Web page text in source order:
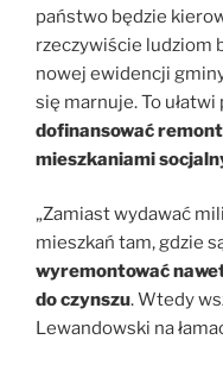
państwo będzie
rzeczywiście ludziom
nowej ewidencji
się marnuje. To
dofinansować
mieszkaniami
„Zamiast wydawać
mieszkań tam, gdzie
wyremontować
do czynszu. Wtedy
Lewandowski na